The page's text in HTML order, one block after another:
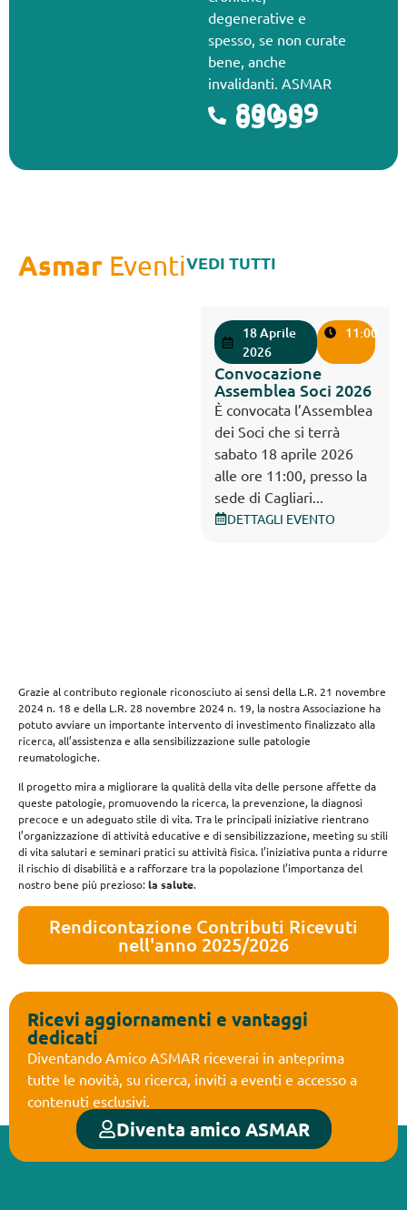
degenerative e
spesso, se non curate
bene, anche
invalidanti. ASMAR
800 09
03 95
Asmar EventiVEDI TUTTI
18 Aprile
2026
11:00
Convocazione
Assemblea Soci 2026
È convocata l’Assemblea
dei Soci che si terrà
sabato 18 aprile 2026
alle ore 11:00, presso la
sede di Cagliari...
DETTAGLI EVENTO
Grazie al contributo regionale riconosciuto ai sensi della L.R. 21 novembre
2024 n. 18 e della L.R. 28 novembre 2024 n. 19, la nostra Associazione ha
potuto avviare un importante intervento di investimento finalizzato alla
ricerca, all’assistenza e alla sensibilizzazione sulle patologie
reumatologiche.
Il progetto mira a migliorare la qualità della vita delle persone affette da
queste patologie, promuovendo la ricerca, la prevenzione, la diagnosi
precoce e un adeguato stile di vita. Tra le principali iniziative rientrano
l’organizzazione di attività educative e di sensibilizzazione, meeting su stili
di vita salutari e seminari pratici su attività fisica. l’iniziativa punta a ridurre
il rischio di disabilità e a rafforzare tra la popolazione l’importanza del
nostro bene più prezioso:la salute.
Rendicontazione Contributi Ricevuti
nell'anno 2025/2026
Ricevi aggiornamenti e vantaggi
dedicati
Diventando Amico ASMAR riceverai in anteprima
tutte le novità, su ricerca, inviti a eventi e accesso a
contenuti esclusivi.
Diventa amico ASMAR